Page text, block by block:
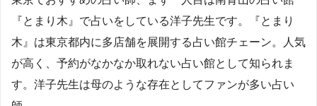
『とまり木』で占いをしている洋子先生です。『とまり
木』は東京都内に多店舗を展開する占い館チェーン。人気
が高く、予約がなかなか取れない占い館として知られま
す。洋子先生は母のような存在としてファンが多い占い